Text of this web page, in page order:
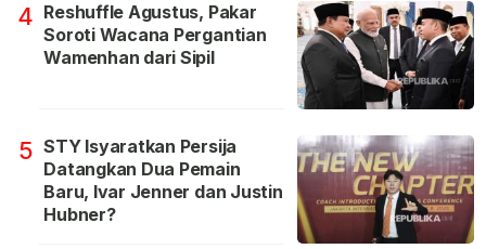
4 Reshuffle Agustus, Pakar
Soroti Wacana Pergantian
Wamenhan dari Sipil
5 STY Isyaratkan Persija
Datangkan Dua Pemain
Baru, Ivar Jenner dan Justin
Hubner?